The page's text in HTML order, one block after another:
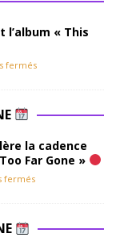
l’album « This
fermés
la cadence
Far Gone »
fermés